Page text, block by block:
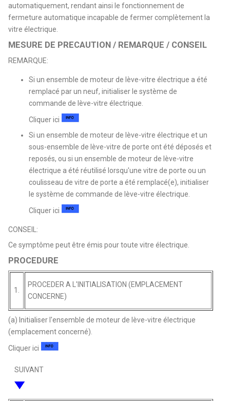
automatiquement, rendant ainsi le fonctionnement de
fermeture automatique incapable de fermer complètement la
vitre électrique.
MESURE DE PRECAUTION / REMARQUE / CONSEIL
REMARQUE:
Si un ensemble de moteur de lève-vitre électrique a été
remplacé par un neuf, initialiser le système de
commande de lève-vitre électrique.
Cliquer ici
Si un ensemble de moteur de lève-vitre électrique et un
sous-ensemble de lève-vitre de porte ont été déposés et
reposés, ou si un ensemble de moteur de lève-vitre
électrique a été réutilisé lorsqu'une vitre de porte ou un
coulisseau de vitre de porte a été remplacé(e), initialiser
le système de commande de lève-vitre électrique.
Cliquer ici
CONSEIL:
Ce symptôme peut être émis pour toute vitre électrique.
PROCEDURE
1.
PROCEDER A L'INITIALISATION (EMPLACEMENT
CONCERNE)
(a) Initialiser l'ensemble de moteur de lève-vitre électrique
(emplacement concerné).
Cliquer ici
SUIVANT